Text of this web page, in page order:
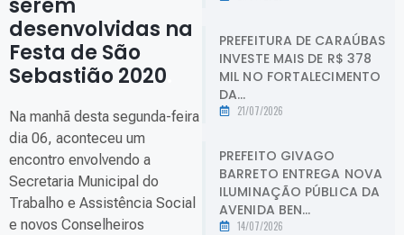
serem
desenvolvidas na
Festa de São
Sebastião 2020
Na manhã desta segunda-feira
dia 06, aconteceu um
encontro envolvendo a
Secretaria Municipal do
Trabalho e Assistência Social
e novos Conselheiros
PREFEITURA DE CARAÚBAS
INVESTE MAIS DE R$ 378
MIL NO FORTALECIMENTO
DA...
21/07/2026
PREFEITO GIVAGO
BARRETO ENTREGA NOVA
ILUMINAÇÃO PÚBLICA DA
AVENIDA BEN...
14/07/2026